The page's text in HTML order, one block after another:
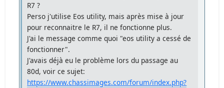
R7 ?
Perso j'utilise Eos utility, mais après mise à jour
pour reconnaitre le R7, il ne fonctionne plus.
J'ai le message comme quoi "eos utility a cessé de
fonctionner".
J'avais déjà eu le problème lors du passage au
80d, voir ce sujet:
https://www.chassimages.com/forum/index.php?